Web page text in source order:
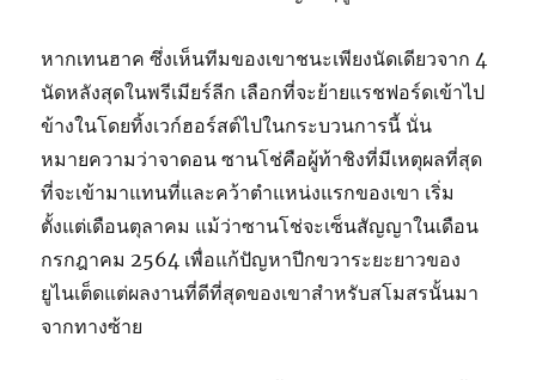
หากเทนฮาค ซึ่งเห็นทีมของเขาชนะเพียงนัดเดียวจาก 4
นัดหลังสุดในพรีเมียร์ลีก เลือกที่จะย้ายแรชฟอร์ดเข้าไป
ข้างในโดยทิ้งเวก์ฮอร์สต์ไปในกระบวนการนี้ นั่น
หมายความว่าจาดอน ซานโช่คือผู้ท้าชิงที่มีเหตุผลที่สุด
ที่จะเข้ามาแทนที่และคว้าตำแหน่งแรกของเขา เริ่ม
ตั้งแต่เดือนตุลาคม แม้ว่าซานโช่จะเซ็นสัญญาในเดือน
กรกฎาคม 2564 เพื่อแก้ปัญหาปีกขวาระยะยาวของ
ยูไนเต็ดแต่ผลงานที่ดีที่สุดของเขาสำหรับสโมสรนั้นมา
จากทางซ้าย